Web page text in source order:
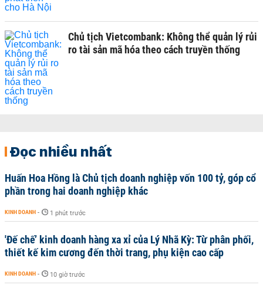
Chủ tịch Vietcombank: Không thể quản lý rủi
ro tài sản mã hóa theo cách truyền thống
Đọc nhiều nhất
Huấn Hoa Hồng là Chủ tịch doanh nghiệp vốn 100 tỷ, góp cổ
phần trong hai doanh nghiệp khác
KINH DOANH - 1 phút trước
'Đế chế’ kinh doanh hàng xa xỉ của Lý Nhã Kỳ: Từ phân phối,
thiết kế kim cương đến thời trang, phụ kiện cao cấp
KINH DOANH - 10 giờ trước